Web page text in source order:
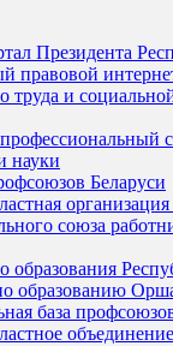
Президента
правовой
труда и
науки
Беларуси
союза
образования
образованию
база